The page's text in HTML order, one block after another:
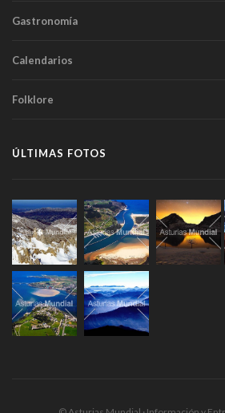
Gastronomía
Calendarios
Folklore
ÚLTIMAS FOTOS